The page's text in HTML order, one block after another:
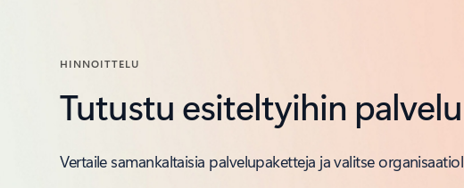
HINNOITTELU
Tutustu esiteltyihin
Vertaile samankaltaisia palvelupaketteja ja valitse